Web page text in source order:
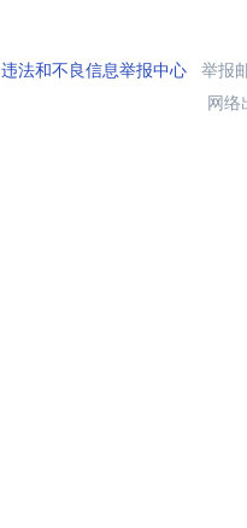
违法和不良信息举报中心举报
网